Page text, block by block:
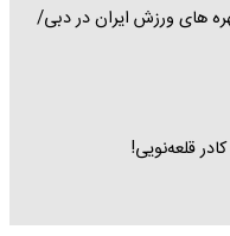
های ورزش ایران در دبی/
قلعه‌نویی!